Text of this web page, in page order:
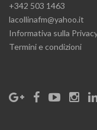
+342 503 1463
lacollinafm@yahoo.it
Informativa sulla
Termini e condizioni